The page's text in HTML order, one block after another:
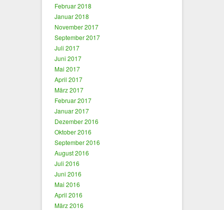
Februar 2018
Januar 2018
November 2017
September 2017
Juli 2017
Juni 2017
Mai 2017
April 2017
März 2017
Februar 2017
Januar 2017
Dezember 2016
Oktober 2016
September 2016
August 2016
Juli 2016
Juni 2016
Mai 2016
April 2016
März 2016